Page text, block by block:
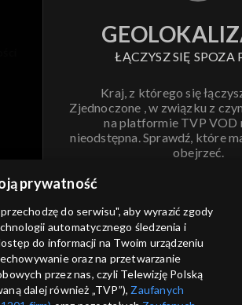
ŁĄCZYSZ SIĘ SPOZA
Kraj, z którego się
Zjednoczone , w związku z
na platformie TVP VOD
nieodstępna. Sprawdź, które
obejrzeć.
ANULUJ
usług
prywatność
do serwisu", aby wyrazić zgody
automatycznego śledzenia i
do informacji na Twoim urządzeniu
oraz na przetwarzanie
przez nas, czyli Telewizję Polską
dalej również „TVP”), Zaufanych